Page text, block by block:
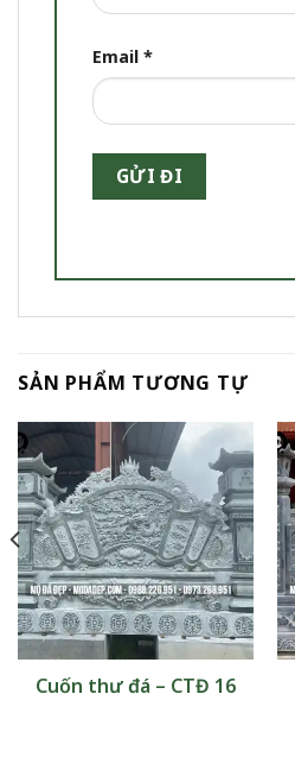
Email *
SẢN PHẨM TƯƠNG TỰ
Cuốn thư đá – CTĐ 16